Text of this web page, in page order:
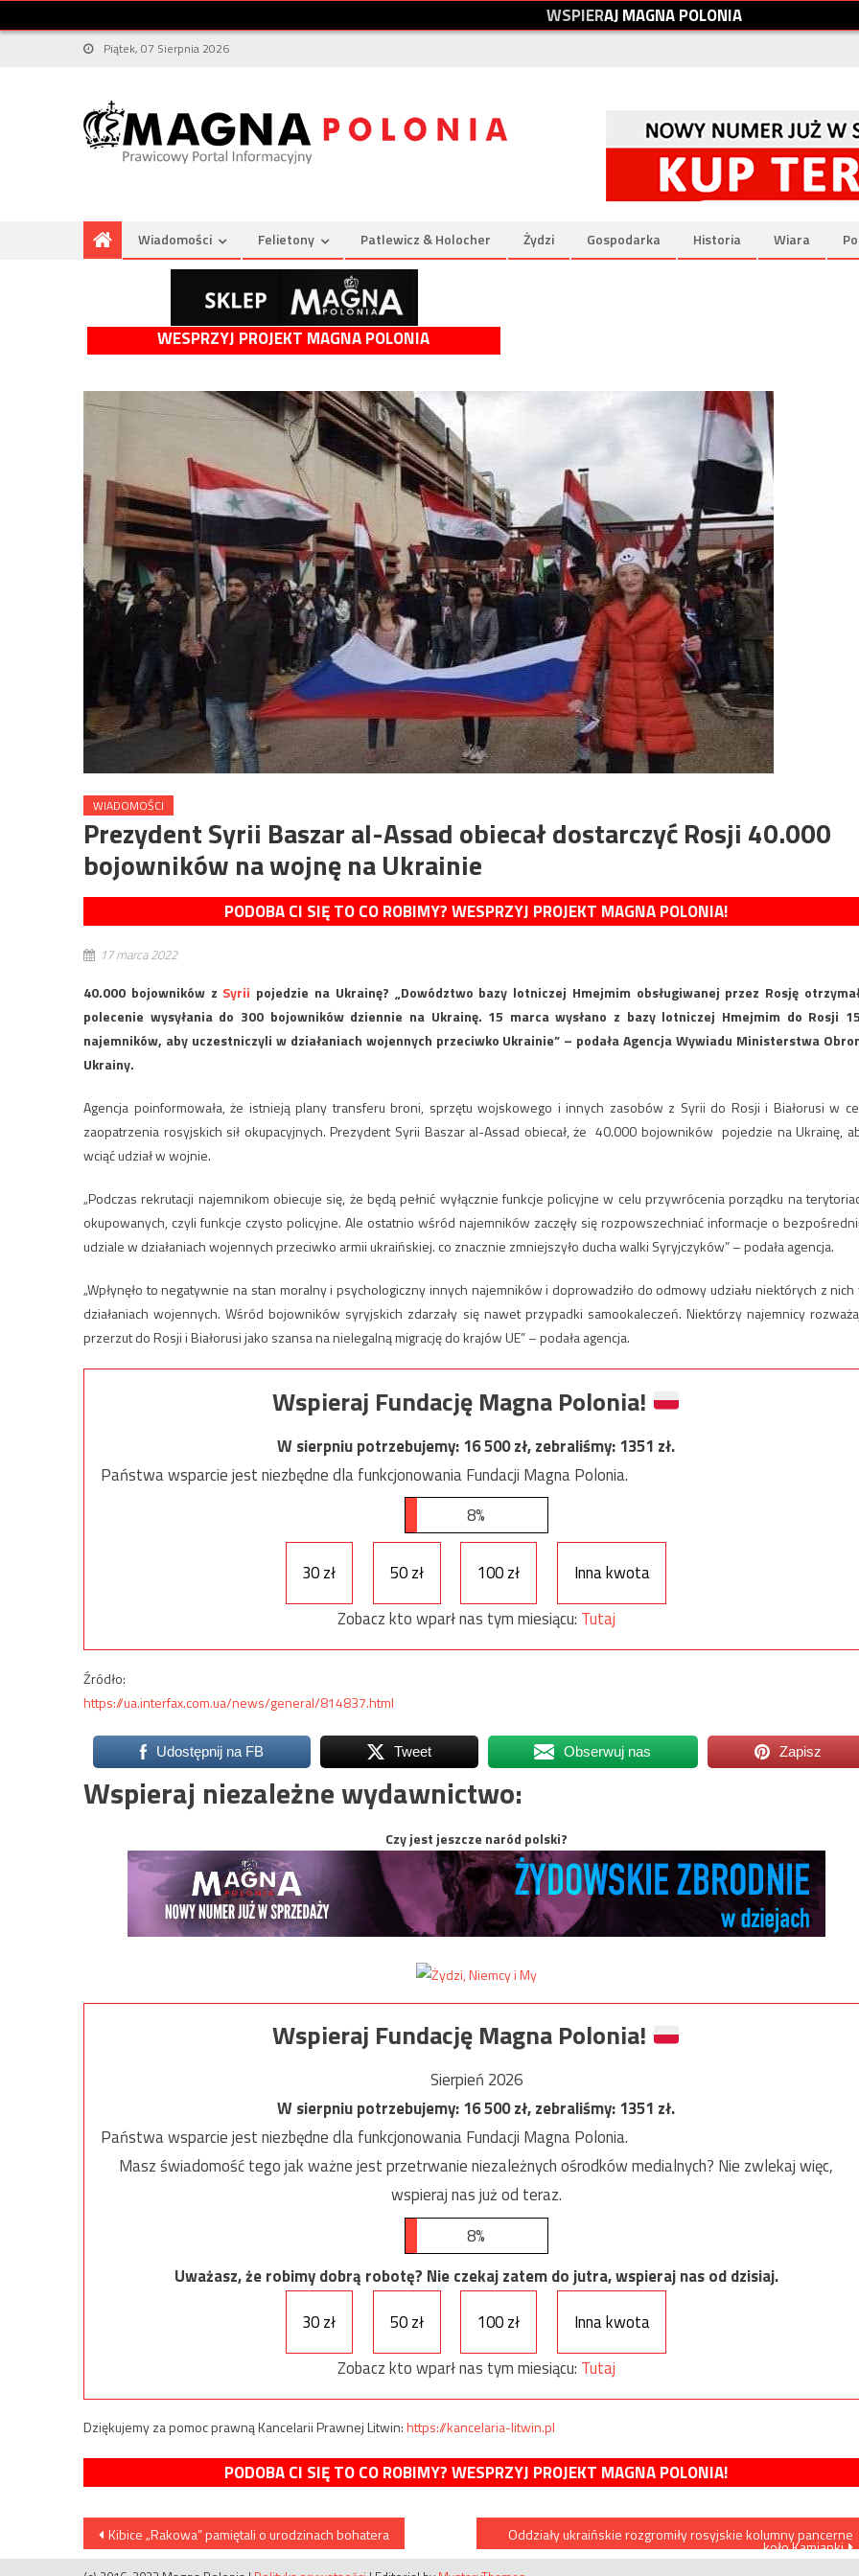
WSPIERAJMAGNAPOLONIA
Piątek, 07 Sierpnia 2026
Wiadomości Felietony Patlewicz & Holocher Żydzi Gospodarka Historia Wiara
WESPRZYJ PROJEKT MAGNA POLONIA
WIADOMOŚCI
Prezydent Syrii Baszar al-Assad obiecał dostarczyć Rosji 40.000
bojowników na wojnę na Ukrainie
PODOBA CI SIĘ TO CO ROBIMY? WESPRZYJ PROJEKT MAGNA POLONIA!
17 marca 2022
40.000 bojowników z Syrii pojedzie na Ukrainę? „Dowództwo bazy lotniczej Hmejmim obsługiwanej przez Rosję
polecenie wysyłania do 300 bojowników dziennie na Ukrainę. 15 marca wysłano z bazy lotniczej Hmejmim do Rosji
najemników, aby uczestniczyli w działaniach wojennych przeciwko Ukrainie” – podała Agencja Wywiadu Ministerstwa
Ukrainy.
Agencja poinformowała, że ​​istnieją plany transferu broni, sprzętu wojskowego i innych zasobów z Syrii do Rosji i Białorusi w
zaopatrzenia rosyjskich sił okupacyjnych. Prezydent Syrii Baszar al-Assad obiecał, że 40.000 bojowników pojedzie na Ukrainę,
wciąć udział w wojnie.
„Podczas rekrutacji najemnikom obiecuje się, że będą pełnić wyłącznie funkcje policyjne w celu przywrócenia porządku na
okupowanych, czyli funkcje czysto policyjne. Ale ostatnio wśród najemników zaczęły się rozpowszechniać informacje o
udziale w działaniach wojennych przeciwko armii ukraińskiej. co znacznie zmniejszyło ducha walki Syryjczyków” – podała agencja.
„Wpłynęło to negatywnie na stan moralny i psychologiczny innych najemników i doprowadziło do odmowy udziału niektórych z nich
działaniach wojennych. Wśród bojowników syryjskich zdarzały się nawet przypadki samookaleczeń. Niektórzy najemnicy
przerzut do Rosji i Białorusi jako szansa na nielegalną migrację do krajów UE” – podała agencja.
Wspieraj Fundację Magna Polonia!
W sierpniu potrzebujemy:16 500zł, zebraliśmy:1351 zł.
Państwa wsparcie jest niezbędne dla funkcjonowania Fundacji Magna Polonia.
8%
30 zł 50 zł 100 zł
Inna kwota
Zobacz kto wparł nas tym miesiącu: Tutaj
Źródło:
https://ua.interfax.com.ua/news/general/814837.html
Udostępnij na FB Tweet Obserwuj nas Zapisz
Wspieraj niezależne wydawnictwo:
Czy jest jeszcze naród polski?
Wspieraj Fundację Magna Polonia!
Sierpień 2026
W sierpniu potrzebujemy:16 500zł, zebraliśmy:1351 zł.
Państwa wsparcie jest niezbędne dla funkcjonowania Fundacji Magna Polonia.
Masz świadomość tego jak ważne jest przetrwanie niezależnych ośrodków medialnych? Nie zwlekaj więc,
wspieraj nas już od teraz.
8%
Uważasz, że robimy dobrą robotę? Nie czekaj zatem do jutra, wspieraj nas od dzisiaj.
30 zł
50 zł 100 zł
Inna kwota
Zobacz kto wparł nas tym miesiącu: Tutaj
Dziękujemy za pomoc prawną Kancelarii Prawnej Litwin:https://kancelaria-litwin.pl
PODOBA CI SIĘ TO CO ROBIMY? WESPRZYJ PROJEKT MAGNA POLONIA!
Nawigacja
Kibice „Rakowa” pamiętali o urodzinach bohatera Oddziały ukraińskie rozgromiły rosyjskie kolumny pancerne
koło Kamianki